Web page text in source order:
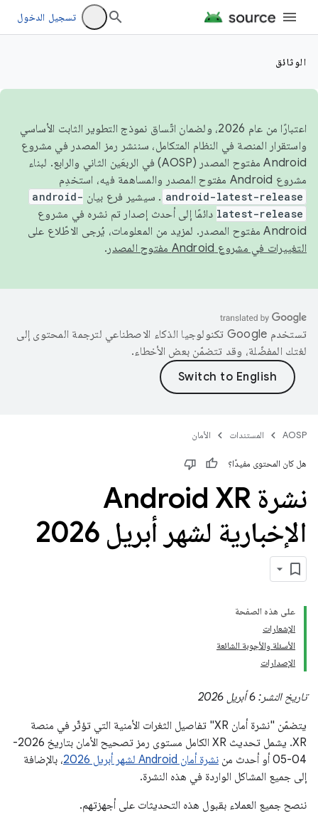
تسجيل الدخول
الوثائق
اعتبارًا من عام 2026، ولضمان اتّساق نموذج التطوير الثابت الأساسي
واستقرار المنصة في النظام المتكامل، سننشر رمز المصدر في مشروع
Android مفتوح المصدر (AOSP) في الربعَين الثاني والرابع. لبناء
مشروع Android مفتوح المصدر والمساهمة فيه، استخدِم
android-latest-release . سيشير فرع بيان android-
latest-release دائمًا إلى أحدث إصدار تم نشره في مشروع
Android مفتوح المصدر. لمزيد من المعلومات، يُرجى الاطّلاع على
التغييرات في مشروع Android مفتوح المصدر
.
تستخدم Google تكنولوجيا الذكاء الاصطناعي لترجمة المحتوى إلى
لغتك المفضّلة، وقد تتضمّن بعض الأخطاء.
AOSP المستندات الأمان
هل كان المحتوى مفيدًا؟
نشرة Android XR
الإخبارية لشهر أبريل 2026
على هذه الصفحة
الإشعارات
الأسئلة والأجوبة الشائعة
الإصدارات
تاريخ النشر: 6 أبريل 2026
يتضمّن "نشرة أمان XR" تفاصيل الثغرات الأمنية التي تؤثّر في منصة
XR. يشمل تحديث XR الكامل مستوى رمز تصحيح الأمان بتاريخ 2026-
04-05 أو أحدث من
نشرة أمان Android لشهر أبريل 2026
، بالإضافة
إلى جميع المشاكل الواردة في هذه النشرة.
ننصح جميع العملاء بقبول هذه التحديثات على أجهزتهم.